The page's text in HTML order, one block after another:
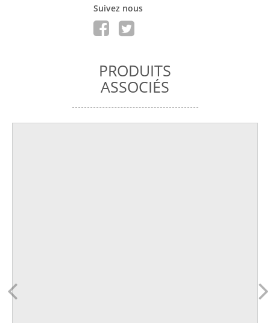
Suivez nous
PRODUITS
ASSOCIÉS